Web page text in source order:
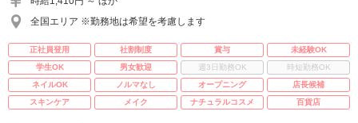
全国エリア ※勤務地は希望を考慮します
正社員登用 社割制度 賞与
未経験OK
学生OK
男女歓迎 週3日勤務OK
時短勤務OK
ネイルOK
ノルマなし オープニング
店長候補
スキンケア
メイク ナチュラルコスメ 百貨店